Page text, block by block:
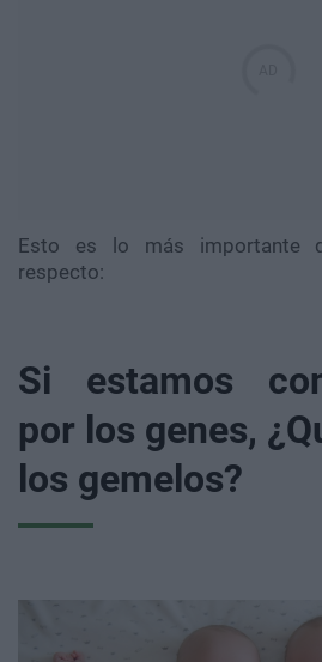
Esto es lo más importante
respecto:
Si estamos
por los genes,
los gemelos?